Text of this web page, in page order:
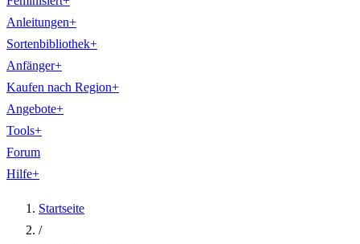
Anleitungen+
Sortenbibliothek+
Anfänger+
Kaufen nach Region+
Angebote+
Tools+
Forum
Hilfe+
Startseite
/